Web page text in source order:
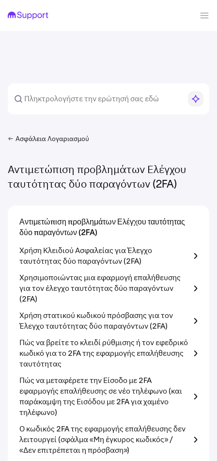
Ασφάλεια Λογαριασμού
Αντιμετώπιση προβλημάτων Ελέγχου
ταυτότητας δύο παραγόντων (2FA)
Αντιμετώπιση προβλημάτων Ελέγχου ταυτότητας
δύο παραγόντων (2FA)
Χρήση Κλειδιού Ασφαλείας για Έλεγχο
ταυτότητας δύο παραγόντων (2FA)
Χρησιμοποιώντας μια εφαρμογή επαλήθευσης
για τον έλεγχο ταυτότητας δύο παραγόντων
(2FA)
Χρήση στατικού κωδικού πρόσβασης για τον
Έλεγχο ταυτότητας δύο παραγόντων (2FA)
Πώς να βρείτε το κλειδί ρύθμισης ή τον εφεδρικό
κωδικό για το 2FA της εφαρμογής επαλήθευσης
ταυτότητας
Πώς να μεταφέρετε την Είσοδο με 2FA
εφαρμογής επαλήθευσης σε νέο τηλέφωνο (και
παράκαμψη της Εισόδου με 2FA για χαμένο
τηλέφωνο)
Ο κωδικός 2FA της εφαρμογής επαλήθευσης δεν
λειτουργεί (σφάλμα «Μη έγκυρος κωδικός» /
«Δεν επιτρέπεται η πρόσβαση»)